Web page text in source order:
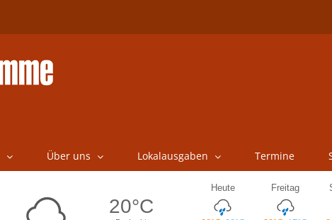
Über uns Lokalausgaben Termine